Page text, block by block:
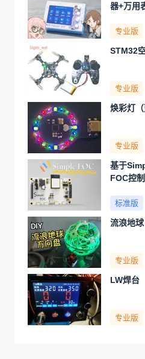
器+万用
专业版
STM32
专业版
焕彩灯（
专业版
基于
FOC控
标准版
流浪地
专业版
LW焊台
专业版